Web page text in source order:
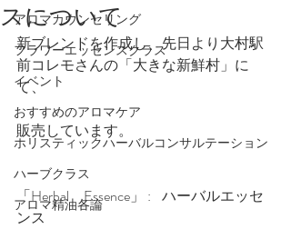
アロマカウンセリング
フラワーエッセンスクラス
イベント
おすすめのアロマケア
ホリスティックハーバルコンサルテーション
ハーブクラス
アロマ精油各論
スについて
新ブレンドを作成し、先日より大村駅
前コレモさんの「大きな新鮮村」に
て、
販売しています。
「Herbal　Essence」 :    ハーバルエッセ
ンス